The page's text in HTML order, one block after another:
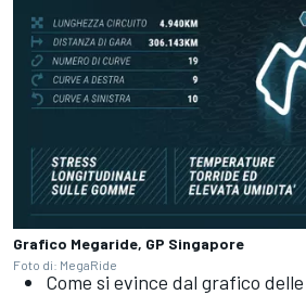
Grafico Megaride, GP Singapore
Foto di: MegaRide
Come si evince dal grafico